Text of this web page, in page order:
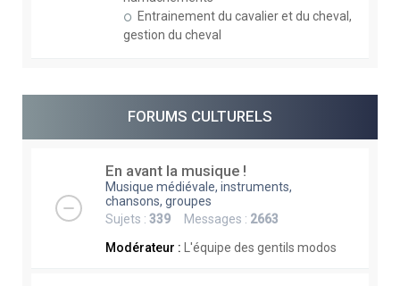
Entrainement du cavalier et du cheval,
gestion du cheval
FORUMS CULTURELS
En avant la musique !
Musique médiévale, instruments,
chansons, groupes
Sujets : 339 Messages : 2663
Modérateur :
L'équipe des gentils modos